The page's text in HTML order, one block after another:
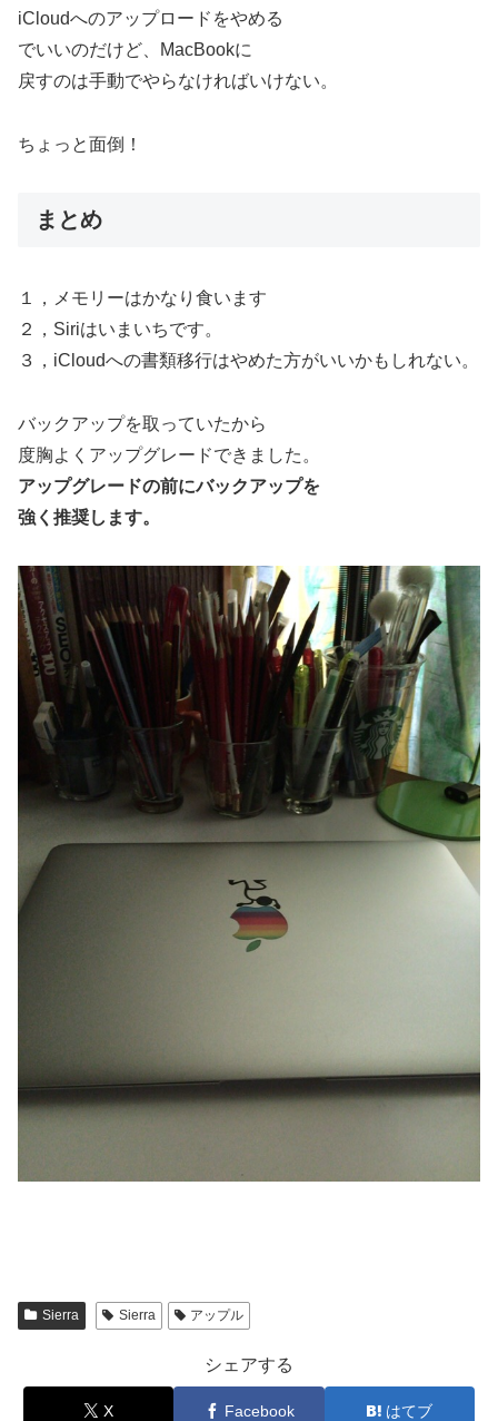
iCloudへのアップロードをやめる
でいいのだけど、MacBookに
戻すのは手動でやらなければいけない。
ちょっと面倒！
まとめ
１，メモリーはかなり食います
２，Siriはいまいちです。
３，iCloudへの書類移行はやめた方がいいかもしれない。
バックアップを取っていたから
度胸よくアップグレードできました。
アップグレードの前にバックアップを
強く推奨します。
Sierra Sierra アップル
シェアする
X Facebook はてブ